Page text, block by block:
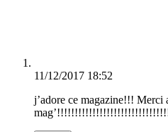
11/12/2017 18:52
j’adore ce magazine!!! Merci